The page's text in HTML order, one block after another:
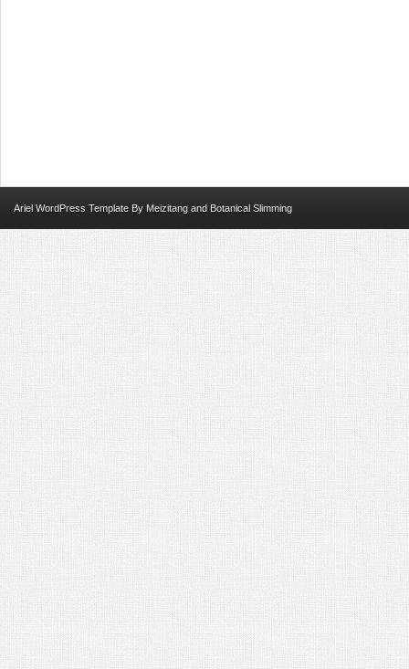
Ariel WordPress Template By Meizitang and Botanical Slimming